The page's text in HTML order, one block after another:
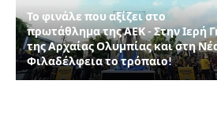
Το φινάλε που αξίζει στο
πρωτάθλημα της ΑΕΚ - Στην Ιερή
της Αρχαίας Ολυμπίας και στη
Φιλαδέλφεια το τρόπαιο!